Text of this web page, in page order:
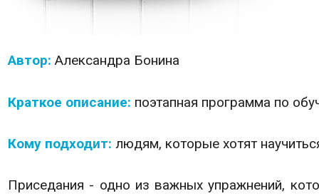
Автор: Александра Бонина
Краткое описание: поэтапная программа по
Кому подходит: людям, которые хотят
Приседания - одно из важных упражнений,